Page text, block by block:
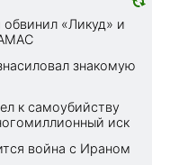
«Ликуд» и
знакомую
к самоубийству
иск
война с Ираном